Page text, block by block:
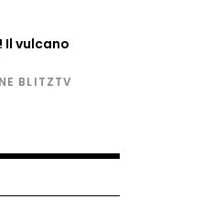
con la ruspa…
Il vulcano
BLITZTV